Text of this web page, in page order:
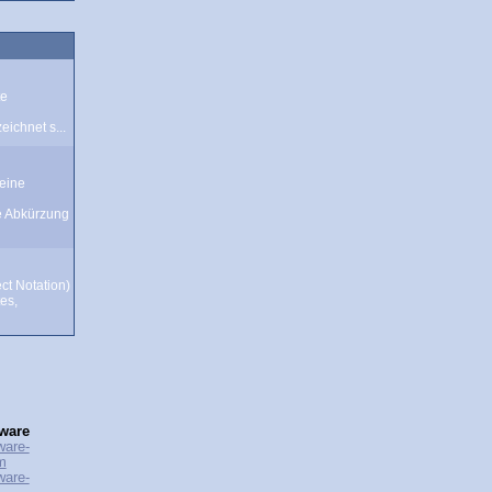
s...
Abkürzung
Notation)